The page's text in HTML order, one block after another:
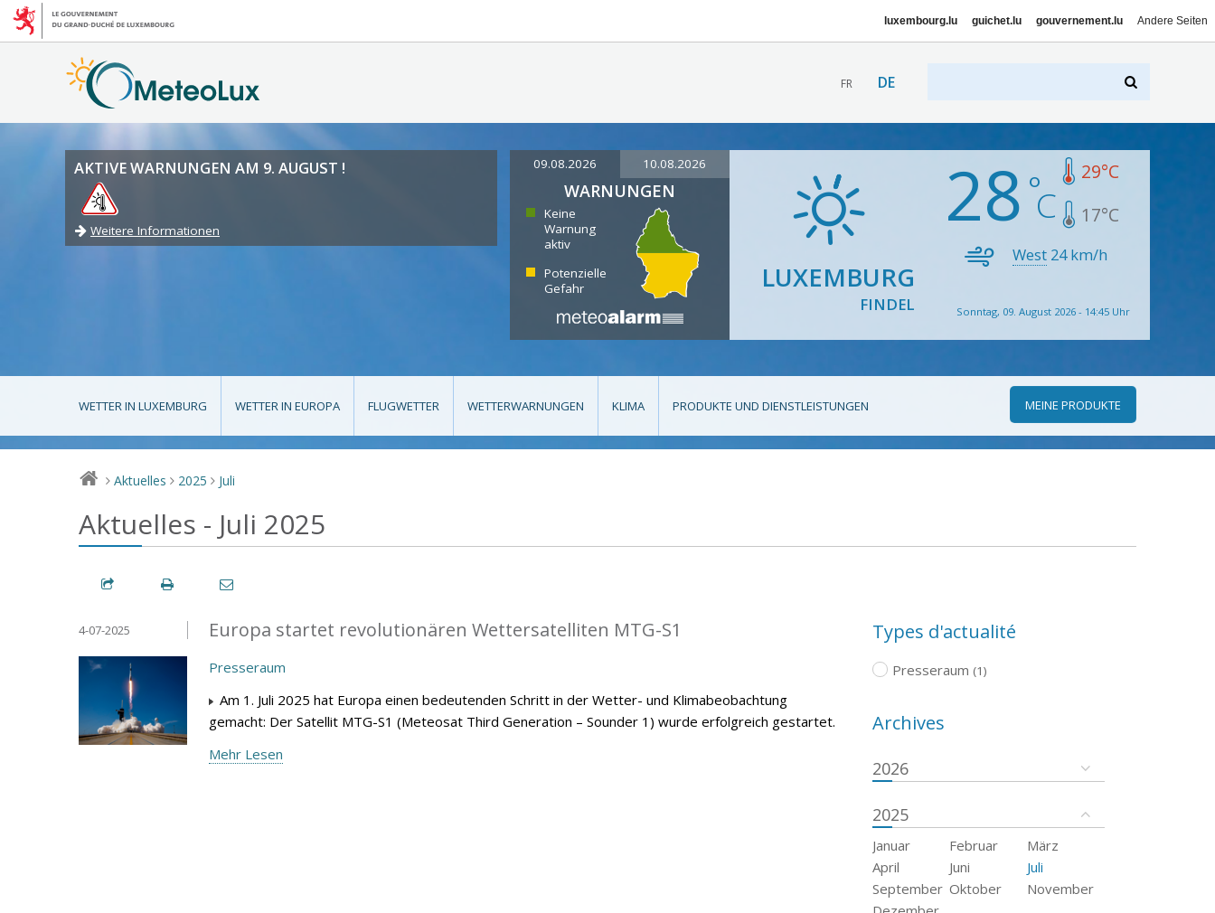
luxembourg.lu guichet.lu gouvernement.lu Andere Seiten
FR DE
AKTIVE WARNUNGEN AM 9. AUGUST !
Weitere Informationen
09.08.2026 10.08.2026
WARNUNGEN
Keine
Warnung
aktiv
Potenzielle
Gefahr
LUXEMBURG
FINDEL
28 29°C
17°C
West 24km/h
Sonntag, 09. August 2026 - 14:45 Uhr
WETTER IN LUXEMBURG WETTER IN EUROPA FLUGWETTER WETTERWARNUNGEN KLIMA PRODUKTE UND DIENSTLEISTUNGEN MEINE PRODUKTE
> Aktuelles > 2025 > Juli
Aktuelles - Juli 2025
Europa startet revolutionären Wettersatelliten MTG-S1
4-07-2025
Presseraum
Am 1. Juli 2025 hat Europa einen bedeutenden Schritt in der Wetter- und Klimabeobachtung
gemacht: Der Satellit MTG-S1 (Meteosat Third Generation – Sounder 1) wurde erfolgreich gestartet.
Mehr Lesen
Types d'actualité
Presseraum (1)
Archives
2026
2025
Januar Februar
März
April
Juni
Juli
September Oktober
November